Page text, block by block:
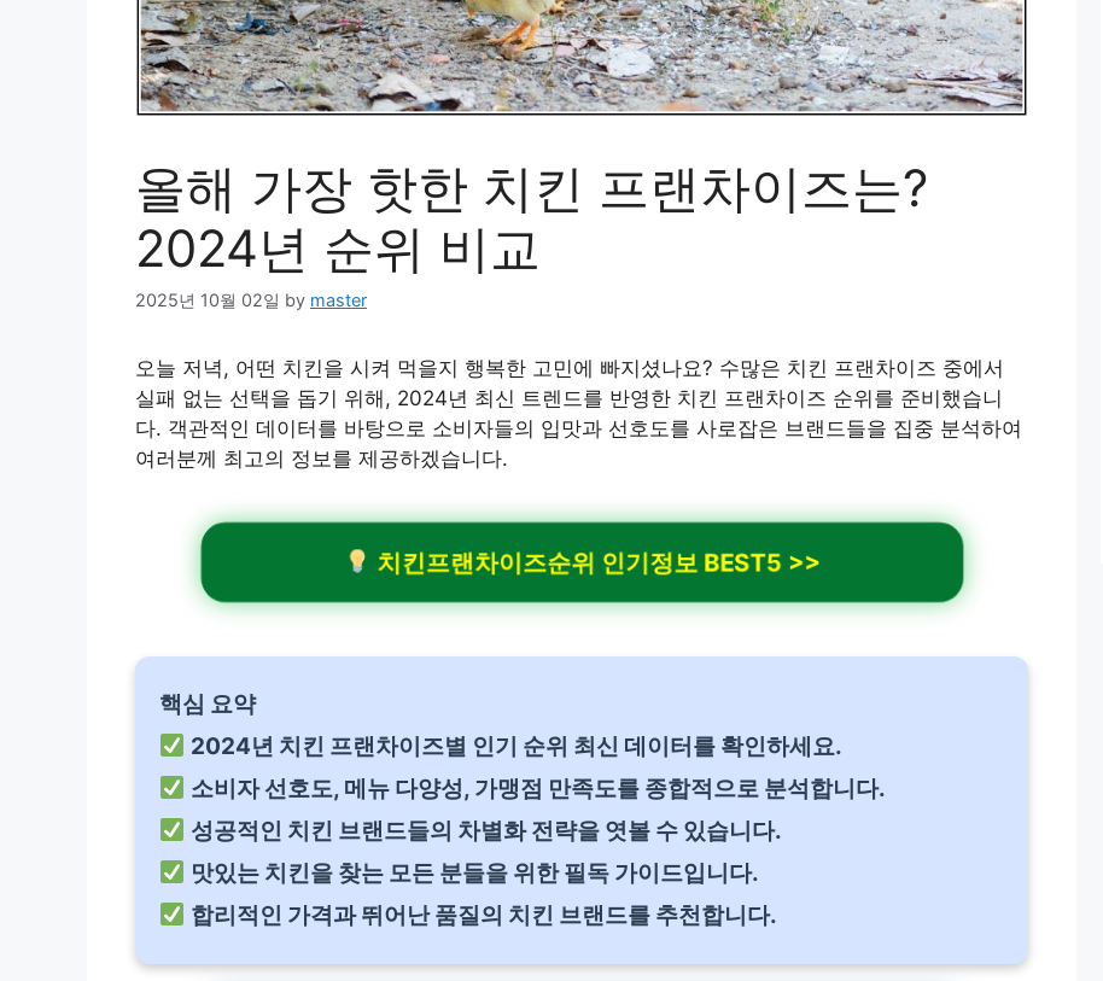
올해 가장 핫한 치킨 프랜차이즈는?
2024년 순위 비교
2025년 10월 02일 by master
오늘 저녁, 어떤 치킨을 시켜 먹을지 행복한 고민에 빠지셨나요? 수많은 치킨 프랜차이즈 중에서
실패 없는 선택을 돕기 위해, 2024년 최신 트렌드를 반영한 치킨 프랜차이즈 순위를 준비했습니
다. 객관적인 데이터를 바탕으로 소비자들의 입맛과 선호도를 사로잡은 브랜드들을 집중 분석하여
여러분께 최고의 정보를 제공하겠습니다.
치킨프랜차이즈순위 인기정보 BEST5 >>
핵심 요약
2024년 치킨 프랜차이즈별 인기 순위 최신 데이터를 확인하세요.
소비자 선호도, 메뉴 다양성, 가맹점 만족도를 종합적으로 분석합니다.
성공적인 치킨 브랜드들의 차별화 전략을 엿볼 수 있습니다.
맛있는 치킨을 찾는 모든 분들을 위한 필독 가이드입니다.
합리적인 가격과 뛰어난 품질의 치킨 브랜드를 추천합니다.